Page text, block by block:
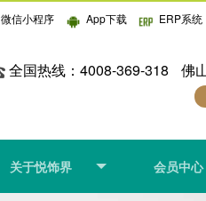
微信小程序 App下载 ERP系统
全国热线：4008-369-318 佛
关于悦饰界 会员中心